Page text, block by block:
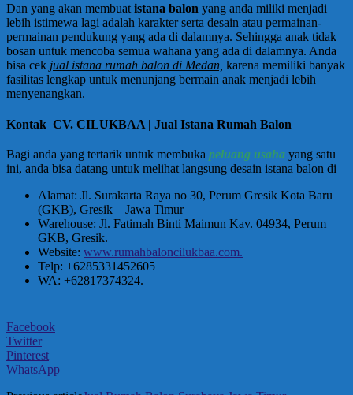
Dan yang akan membuat istana balon yang anda miliki menjadi
lebih istimewa lagi adalah karakter serta desain atau permainan-
permainan pendukung yang ada di dalamnya. Sehingga anak tidak
bosan untuk mencoba semua wahana yang ada di dalamnya. Anda
bisa cek jual istana rumah balon di Medan, karena memiliki banyak
fasilitas lengkap untuk menunjang bermain anak menjadi lebih
menyenangkan.
Kontak CV. CILUKBAA | Jual Istana Rumah Balon
Bagi anda yang tertarik untuk membuka peluang usaha yang satu
ini, anda bisa datang untuk melihat langsung desain istana balon di
Alamat: Jl. Surakarta Raya no 30, Perum Gresik Kota Baru
(GKB), Gresik – Jawa Timur
Warehouse: Jl. Fatimah Binti Maimun Kav. 04934, Perum
GKB, Gresik.
Website: www.rumahbaloncilukbaa.com.
Telp: +6285331452605
WA: +62817374324.
Facebook
Twitter
Pinterest
WhatsApp